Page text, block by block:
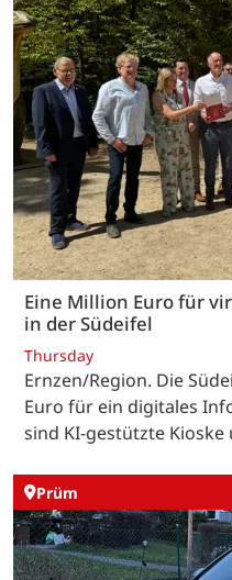
Eine Million Euro für
in der Südeifel
Thursday
Ernzen/Region. Die
Euro für ein digitales
sind KI-gestützte Kioske
Prüm